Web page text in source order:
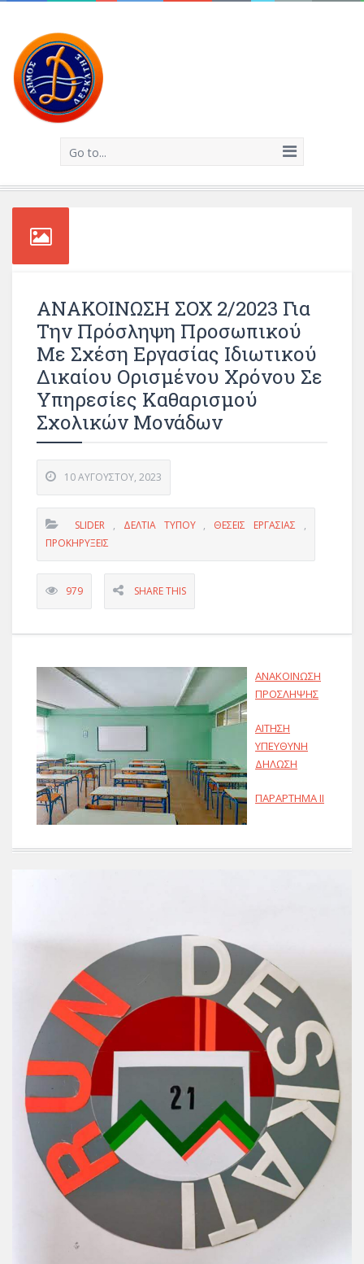
Go to...
ΑΝΑΚΟΙΝΩΣΗ ΣΟΧ 2/2023 Για
Την Πρόσληψη Προσωπικού
Με Σχέση Εργασίας Ιδιωτικού
Δικαίου Ορισμένου Χρόνου Σε
Υπηρεσίες Καθαρισμού
Σχολικών Μονάδων
10 ΑΥΓΟΎΣΤΟΥ, 2023
SLIDER, ΔΕΛΤΊΑ ΤΎΠΟΥ, ΘΈΣΕΙΣ ΕΡΓΑΣΊΑΣ ,
ΠΡΟΚΗΡΎΞΕΙΣ
979 SHARE THIS
ΑΝΑΚΟΙΝΩΣΗ
ΠΡΟΣΛΗΨΗΣ
ΑΙΤΗΣΗ
ΥΠΕΥΘΥΝΗ
ΔΗΛΩΣΗ
ΠΑΡΑΡΤΗΜΑ ΙΙ